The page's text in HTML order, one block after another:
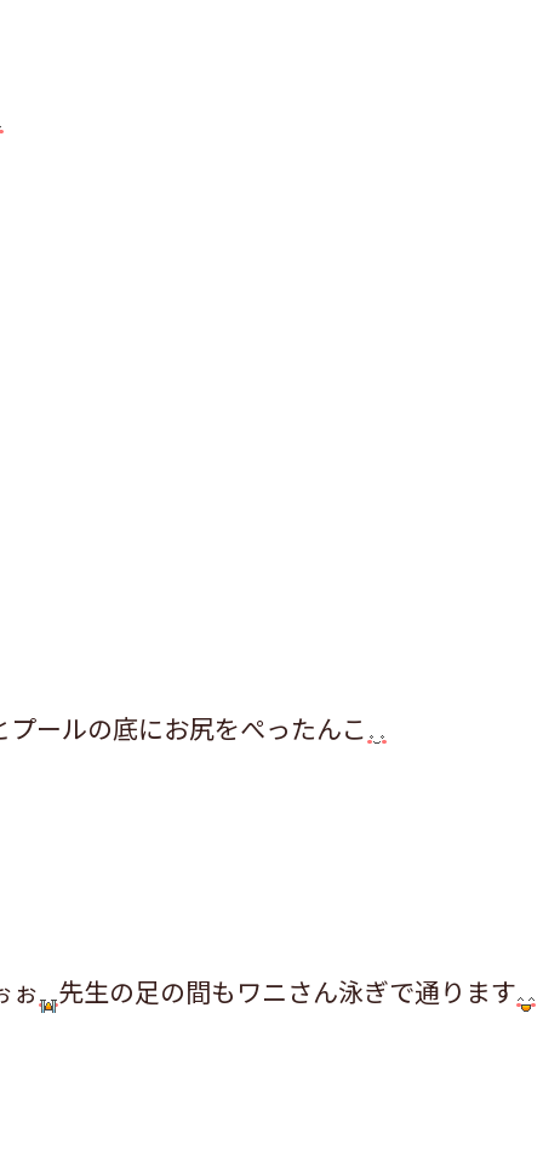
プールの底にお尻をぺったんこ
ぉ 先生の足の間もワニさん泳ぎで通ります